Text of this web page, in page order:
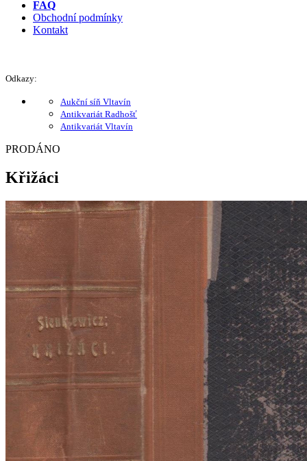
FAQ
Obchodní podmínky
Kontakt
Odkazy:
Aukční síň Vltavín
Antikvariát Radhošť
Antikvariát Vltavín
PRODÁNO
Křižáci